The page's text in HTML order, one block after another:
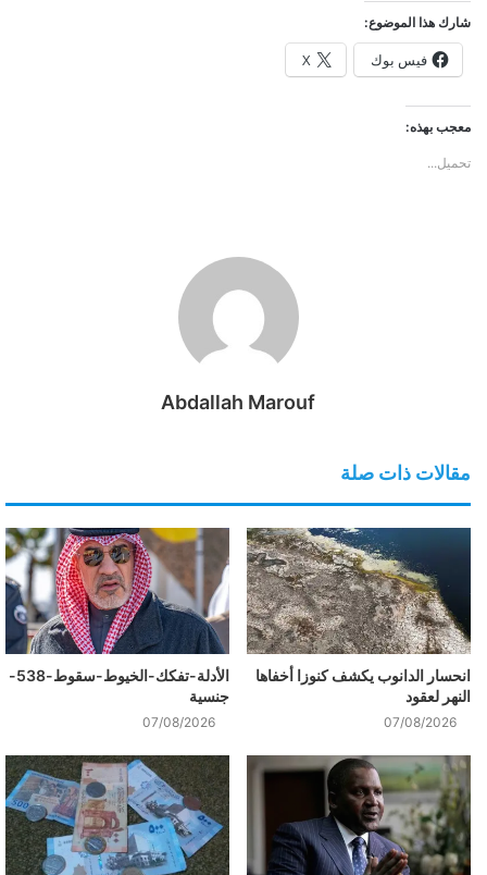
شارك هذا الموضوع:
فيس بوك X
معجب بهذه:
تحميل...
Abdallah Marouf
مقالات ذات صلة
انحسار الدانوب يكشف كنوزا أخفاها
النهر لعقود
07/08/2026
الأدلة-تفكك-الخيوط-سقوط-538-
جنسية
07/08/2026